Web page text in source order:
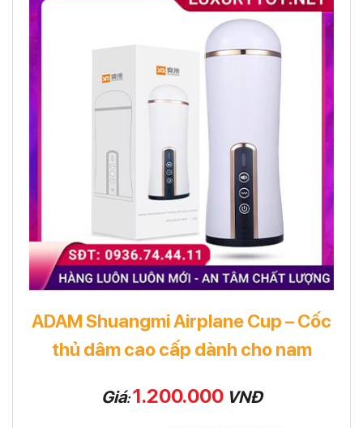
ADAM Shuangmi Airplane Cup – Cốc
thủ dâm cao cấp dành cho nam
Giá:1.200.000VNĐ